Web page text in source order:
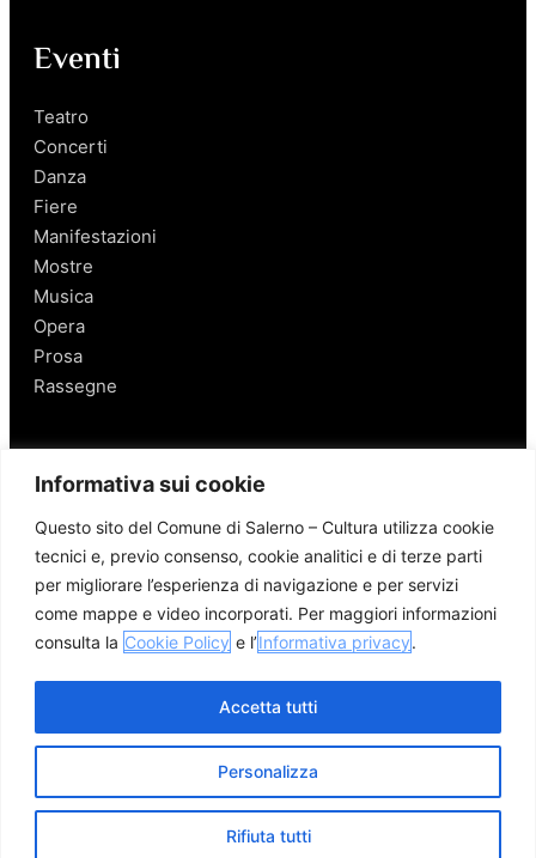
Informativa sui cookie
Questo sito del Comune di Salerno – Cultura utilizza cookie
tecnici e, previo consenso, cookie analitici e di terze parti
per migliorare l’esperienza di navigazione e per servizi
come mappe e video incorporati. Per maggiori informazioni
consulta la Cookie Policy e l’Informativa privacy.
Personalizza
Rifiuta tutti
Accetta tutti
Eventi
Teatro
Concerti
Danza
Fiere
Manifestazioni
Mostre
Musica
Opera
Prosa
Rassegne
Salerno
Personaggi
Enogastronomia
Mobilità a Salerno
Luoghi nei Dintorni
Link utili
© 2026 Comune di Salerno – Tutti i diritti riservati
Privacy PolicyCookie Policy